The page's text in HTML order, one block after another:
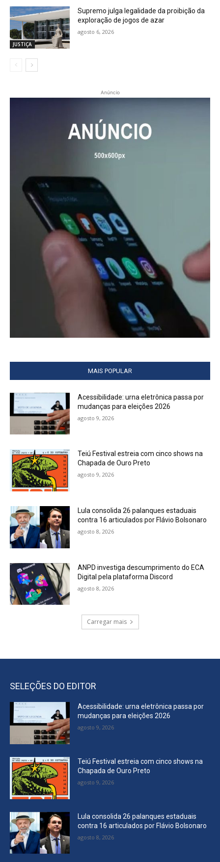
JUSTIÇA
Supremo julga legalidade da proibição da
exploração de jogos de azar
agosto 6, 2026
Anúncio
MAIS POPULAR
Acessibilidade: urna eletrônica passa por
mudanças para eleições 2026
agosto 9, 2026
Teiú Festival estreia com cinco shows na
Chapada de Ouro Preto
agosto 9, 2026
Lula consolida 26 palanques estaduais
contra 16 articulados por Flávio Bolsonaro
agosto 8, 2026
ANPD investiga descumprimento do ECA
Digital pela plataforma Discord
agosto 8, 2026
Carregar mais
SELEÇÕES DO EDITOR
Acessibilidade: urna eletrônica passa por
mudanças para eleições 2026
agosto 9, 2026
Teiú Festival estreia com cinco shows na
Chapada de Ouro Preto
agosto 9, 2026
Lula consolida 26 palanques estaduais
contra 16 articulados por Flávio Bolsonaro
agosto 8, 2026